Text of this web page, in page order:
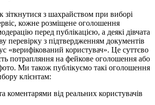
з шахрайством при виборі
кожне розміщене оголошення
перед публікацією, а деякі дівчата
перевірку з підтвердженням документів
«верифікований користувач». Це суттєво
потрапляння на фейкове оголошення або
Ми також публікуємо такі оголошення
клієнтам:
коментарями від реальних користувачів